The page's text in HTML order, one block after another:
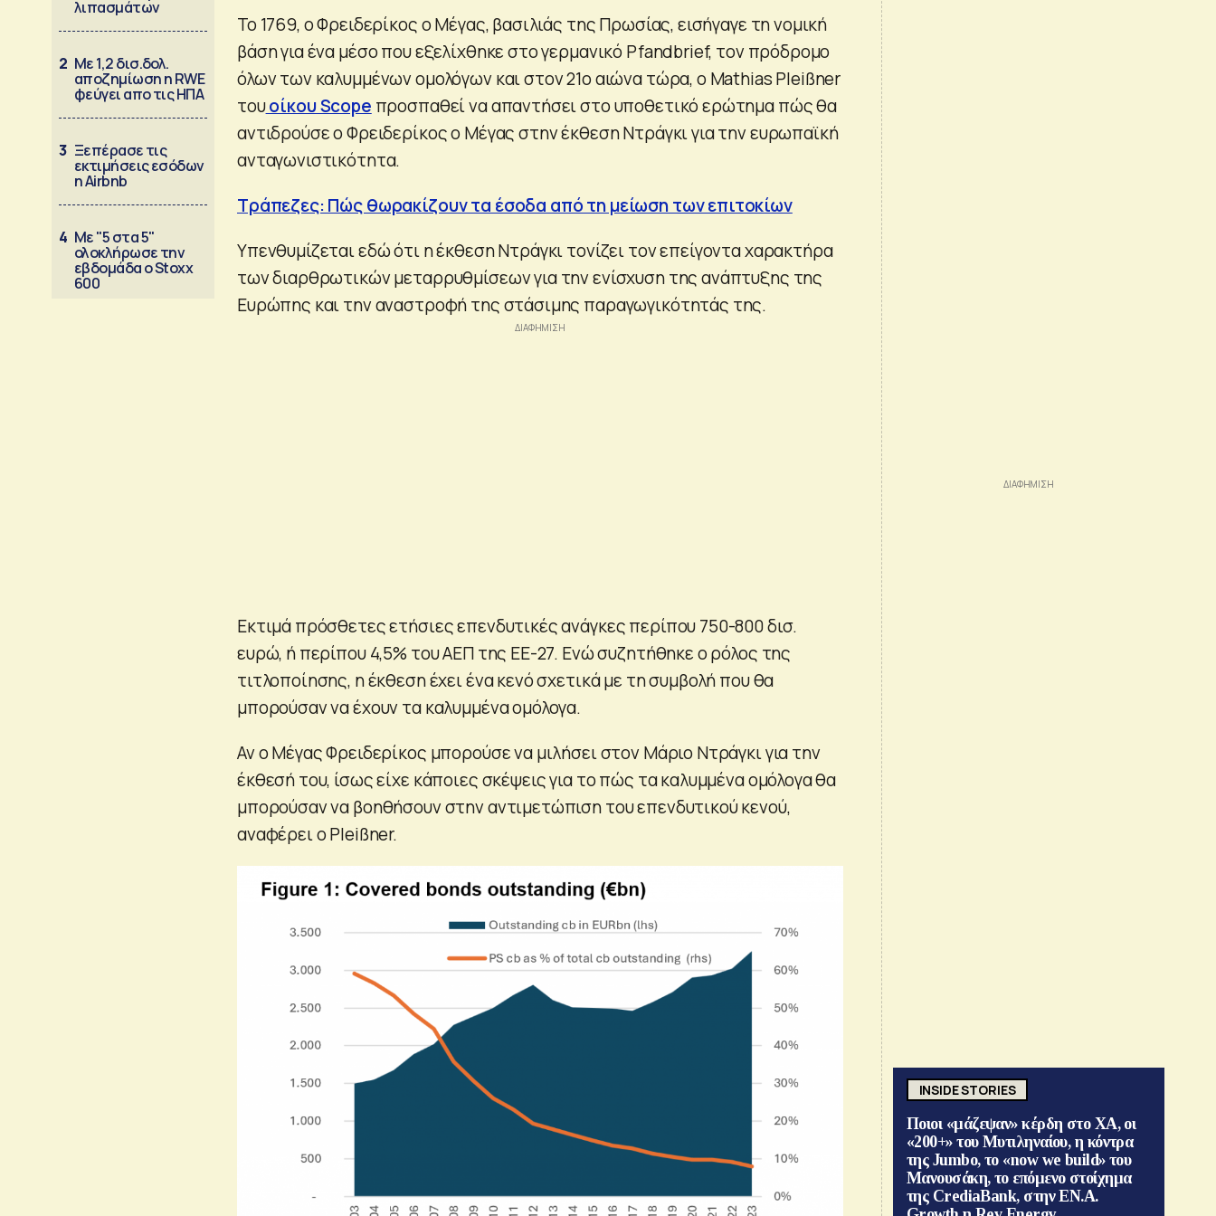
λιπασμάτων
2 Με 1,2 δισ.δολ.
αποζημίωση η RWE
φεύγει απο τις ΗΠΑ
3 Ξεπέρασε τις
εκτιμήσεις εσόδων
η Airbnb
4 Με "5 στα 5"
ολοκλήρωσε την
εβδομάδα ο Stoxx
600
Το 1769, ο Φρειδερίκος ο Μέγας, βασιλιάς της Πρωσίας, εισήγαγε τη νομική
βάση για ένα μέσο που εξελίχθηκε στο γερμανικό Pfandbrief, τον πρόδρομο
όλων των καλυμμένων ομολόγων και στον 21ο αιώνα τώρα, ο Mathias Pleißner
τουοίκου Scope προσπαθεί να απαντήσει στο υποθετικό ερώτημα πώς θα
αντιδρούσε ο Φρειδερίκος ο Μέγας στην έκθεση Ντράγκι για την ευρωπαϊκή
ανταγωνιστικότητα.
Τράπεζες: Πώς θωρακίζουν τα έσοδα από τη μείωση των επιτοκίων
Υπενθυμίζεται εδώ ότι η έκθεση Ντράγκι τονίζει τον επείγοντα χαρακτήρα
των διαρθρωτικών μεταρρυθμίσεων για την ενίσχυση της ανάπτυξης της
Ευρώπης και την αναστροφή της στάσιμης παραγωγικότητάς της.
Εκτιμά πρόσθετες ετήσιες επενδυτικές ανάγκες περίπου 750-800 δισ.
ευρώ, ή περίπου 4,5% του ΑΕΠ της ΕΕ-27. Ενώ συζητήθηκε ο ρόλος της
τιτλοποίησης, η έκθεση έχει ένα κενό σχετικά με τη συμβολή που θα
μπορούσαν να έχουν τα καλυμμένα ομόλογα.
Αν ο Μέγας Φρειδερίκος μπορούσε να μιλήσει στον Μάριο Ντράγκι για την
έκθεσή του, ίσως είχε κάποιες σκέψεις για το πώς τα καλυμμένα ομόλογα θα
μπορούσαν να βοηθήσουν στην αντιμετώπιση του επενδυτικού κενού,
αναφέρει ο Pleißner.
INSIDE STORIES
Ποιοι «μάζεψαν» κέρδη στο ΧΑ, οι
«200+» του Μυτιληναίου, η κόντρα
της Jumbo, το «now we build» του
Μανουσάκη, το επόμενο στοίχημα
της CrediaBank, στην ΕΝ.Α.